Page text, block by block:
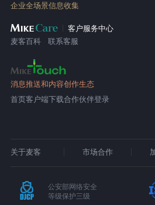
企业全场景信息收集
客户服务中心
麦客百科
联系客服
消息推送和内容创作生态
首页客户端下载合作伙伴登录
关于麦客 市场合作
公安部网络安全
等级保护三级